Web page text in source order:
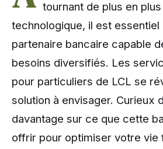
tournant de plus en
technologique, il est essentiel
partenaire bancaire capable
besoins diversifiés. Les
pour particuliers de LCL se
solution à envisager. Curieux
davantage sur ce que cette
offrir pour optimiser votre vie